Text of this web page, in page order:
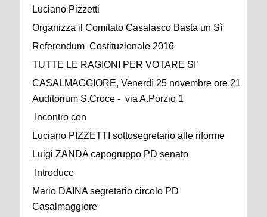
Luciano Pizzetti
Organizza il Comitato Casalasco Basta un Sì
Referendum Costituzionale 2016
TUTTE LE RAGIONI PER VOTARE SI’
CASALMAGGIORE, Venerdì 25 novembre ore 21
Auditorium S.Croce - via A.Porzio 1
Incontro con
Luciano PIZZETTI sottosegretario alle riforme
Luigi ZANDA capogruppo PD senato
Introduce
Mario DAINA segretario circolo PD
Casalmaggiore